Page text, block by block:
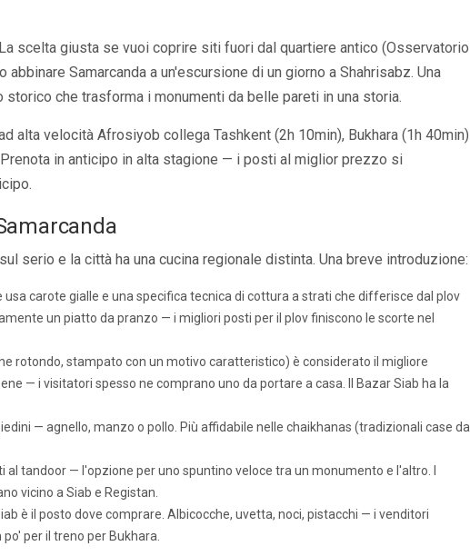
La scelta giusta se vuoi coprire siti fuori dal quartiere antico (Osservatorio
Samarcanda a un'escursione di un giorno a Shahrisabz. Una
storico che trasforma i monumenti da belle pareti in una storia.
alta velocità Afrosiyob collega Tashkent (2h 10min), Bukhara (1h 40min)
in anticipo in alta stagione — i posti al miglior prezzo si
serio e la città ha una cucina regionale distinta. Una breve introduzione:
usa carote gialle e una specifica tecnica di cottura a strati che differisce dal plov
un piatto da pranzo — i migliori posti per il plov finiscono le scorte nel
rotondo, stampato con un motivo caratteristico) è considerato il migliore
— i visitatori spesso ne comprano uno da portare a casa. Il Bazar Siab ha la
— agnello, manzo o pollo. Più affidabile nelle chaikhanas (tradizionali case da
al tandoor — l'opzione per uno spuntino veloce tra un monumento e l'altro. I
vicino a Siab e Registan.
è il posto dove comprare. Albicocche, uvetta, noci, pistacchi — i venditori
per il treno per Bukhara.